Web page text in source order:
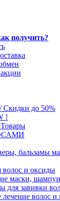
получить?
до 50%
!
бальзамы
волос и оксиды
маски,
для завивки
волос